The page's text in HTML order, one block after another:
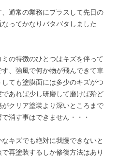
通常の業務にプラスして先日の
ってかなりバタバタしました
の特徴のひとつはキズを伴って
、強風で何か物が飛んできて車
ても塗膜面には多少のキズがつ
あれば少し研磨して磨けば殆ど
クリア塗装より深いところまで
消す事はできません・・・
キズでも絶対に我慢できないと
再塗装するしか修復方法はあり